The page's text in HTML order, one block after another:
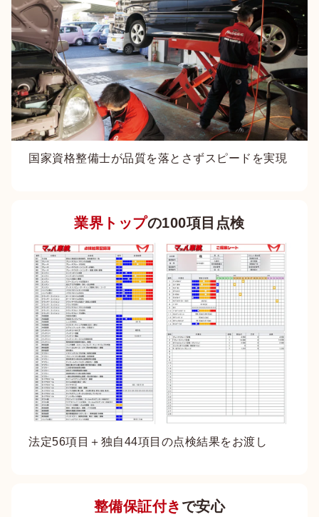
国家資格整備士が品質を落とさずスピードを実現
業界トップの100項目点検
法定56項目＋独自44項目の点検結果をお渡し
整備保証付き で安心